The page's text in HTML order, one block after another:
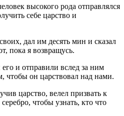
высокого рода отправлялся
себе царство и
дал им десять мин и сказал
пока я возвращусь.
и отправили вслед за ним
чтобы он царствовал над нами.
царство, велел призвать к
чтобы узнать, кто что